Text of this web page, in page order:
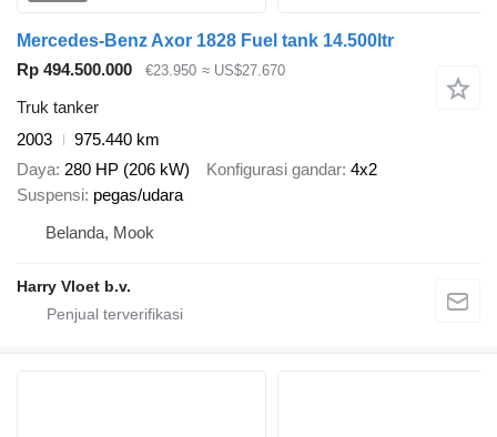
Mercedes-Benz Axor 1828 Fuel tank 14.500ltr
Rp 494.500.000
€23.950 ≈ US$27.670
Truk tanker
2003
975.440 km
Daya 280 HP (206 kW) Konfigurasi gandar 4x2
Suspensi pegas/udara
Belanda, Mook
Harry Vloet b.v.